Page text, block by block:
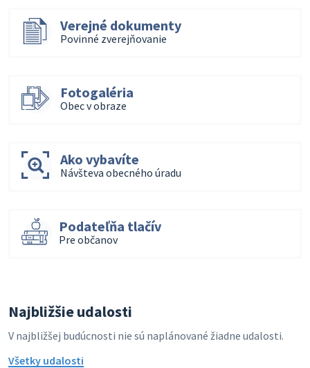
Verejné dokumenty
Povinné zverejňovanie
Fotogaléria
Obec v obraze
Ako vybavíte
Návšteva obecného úradu
Podateľňa tlačív
Pre občanov
Najbližšie udalosti
V najbližšej budúcnosti nie sú naplánované žiadne udalosti.
Všetky udalosti